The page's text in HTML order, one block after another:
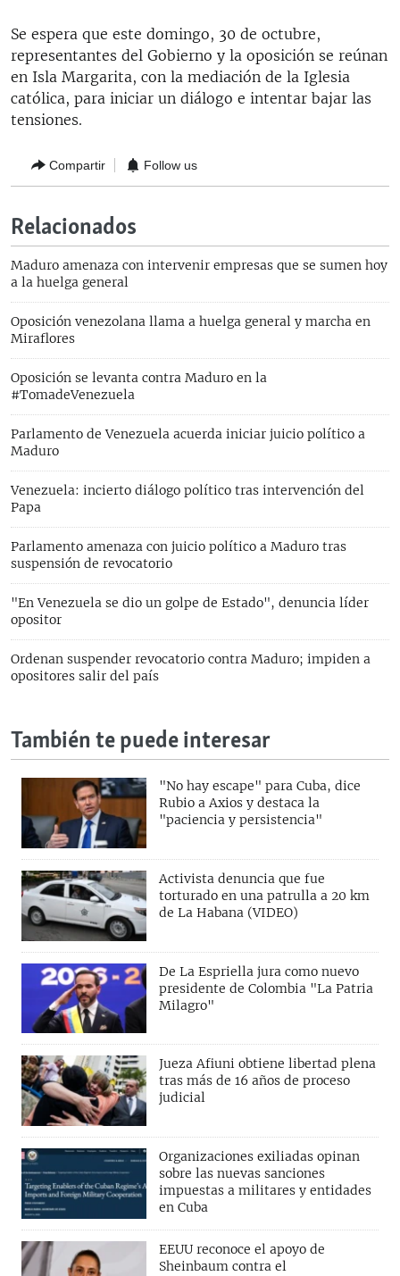
Se espera que este domingo, 30 de octubre,
representantes del Gobierno y la oposición se reúnan
en Isla Margarita, con la mediación de la Iglesia
católica, para iniciar un diálogo e intentar bajar las
tensiones.
Compartir Follow us
Relacionados
Maduro amenaza con intervenir empresas que se sumen hoy
a la huelga general
Oposición venezolana llama a huelga general y marcha en
Miraflores
Oposición se levanta contra Maduro en la
#TomadeVenezuela
Parlamento de Venezuela acuerda iniciar juicio político a
Maduro
Venezuela: incierto diálogo político tras intervención del
Papa
Parlamento amenaza con juicio político a Maduro tras
suspensión de revocatorio
"En Venezuela se dio un golpe de Estado", denuncia líder
opositor
Ordenan suspender revocatorio contra Maduro; impiden a
opositores salir del país
También te puede interesar
"No hay escape" para Cuba, dice
Rubio a Axios y destaca la
"paciencia y persistencia"
Activista denuncia que fue
torturado en una patrulla a 20 km
de La Habana (VIDEO)
De La Espriella jura como nuevo
presidente de Colombia "La Patria
Milagro"
Jueza Afiuni obtiene libertad plena
tras más de 16 años de proceso
judicial
Organizaciones exiliadas opinan
sobre las nuevas sanciones
impuestas a militares y entidades
en Cuba
EEUU reconoce el apoyo de
Sheinbaum contra el